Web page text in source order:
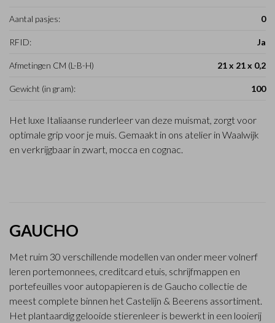
Aantal pasjes: 0
RFID: Ja
Afmetingen CM (L-B-H) 21 x 21 x 0,2
Gewicht (in gram): 100
Het luxe Italiaanse runderleer van deze muismat, zorgt voor
optimale grip voor je muis. Gemaakt in ons atelier in Waalwijk
en verkrijgbaar in zwart, mocca en cognac.
GAUCHO
Met ruim 30 verschillende modellen van onder meer volnerf
leren portemonnees, creditcard etuis, schrijfmappen en
portefeuilles voor autopapieren is de Gaucho collectie de
meest complete binnen het Castelijn & Beerens assortiment.
Het plantaardig gelooide stierenleer is bewerkt in een looierij